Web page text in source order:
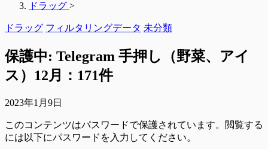
ドラッグ >
ドラッグ フィルタリングデータ 未分類
保護中: Telegram 手押し（野菜、アイ
ス）12月：171件
2023年1月9日
このコンテンツはパスワードで保護されています。閲覧する
には以下にパスワードを入力してください。